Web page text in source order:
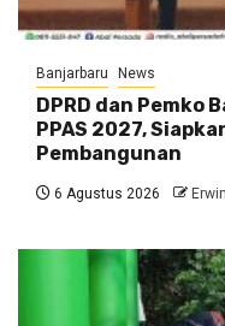
Banjarbaru News
DPRD dan Pemko
PPAS 2027,
Pembangunan
6 Agustus 2026 Erwin